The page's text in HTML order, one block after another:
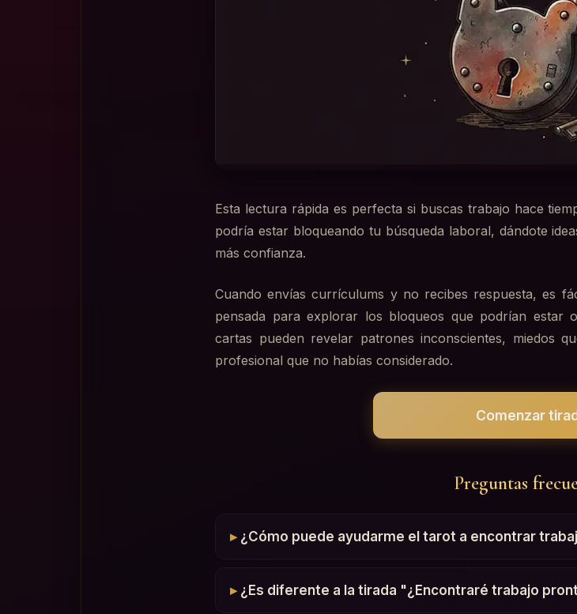
Esta lectura rápida es perfecta si buscas trabajo hace
podría estar bloqueando tu búsqueda laboral, dándote
más confianza.
Cuando envías currículums y no recibes respuesta, es
pensada para explorar los bloqueos que podrían estar
cartas pueden revelar patrones inconscientes, miedos
profesional que no habías considerado.
Comenzar
Preguntas
¿Cómo puede ayudarme el tarot a encontrar
¿Es diferente a la tirada "¿Encontraré trabajo